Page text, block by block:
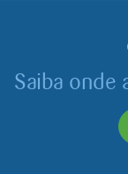
Saiba onde